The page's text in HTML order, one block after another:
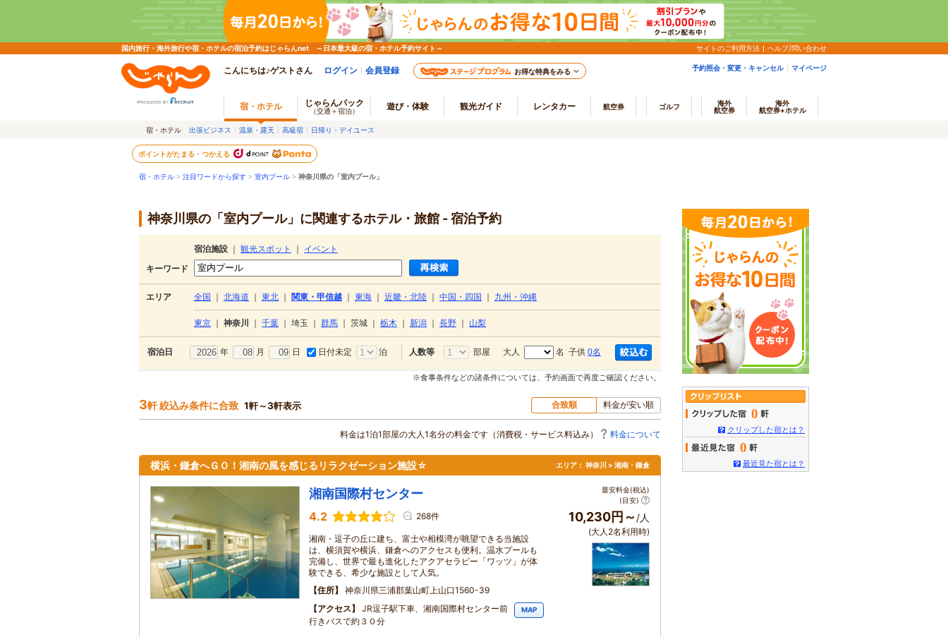
国内旅行・海外旅行や宿・ホテルの宿泊予約はじゃらんnet ～日本最大級の宿・ホテル予約サイト～ サイトのご利用方法 ヘルプ/問い合わせ
こんにちは♪ゲストさん ログイン 会員登録 お得な特典をみる 予約照会・変更・キャンセル マイページ
宿・ホテル じゃらんパック
（交通＋宿泊） 遊び・体験 観光ガイド レンタカー 航空券 ゴルフ
海外
航空券
海外
航空券+ホテル
宿・ホテル 出張ビジネス 温泉・露天 高級宿 日帰り・デイユース
ポイントがたまる・つかえる
宿・ホテル > 注目ワードから探す > 室内プール > 神奈川県の「室内プール」
神奈川県の「室内プール」に関連するホテル・旅館 - 宿泊予約
宿泊施設 観光スポット
イベント
キーワード
エリア 全国 北海道 東北 関東・甲信越 東海 近畿・北陸 中国・四国 九州・沖縄
東京 神奈川 千葉 埼玉 群馬 茨城 栃木 新潟 長野 山梨
宿泊日 年 月 日 日付未定 泊 人数等 部屋 大人 名 子供 0名
※食事条件などの諸条件については、予約画面で再度ご確認ください。
3軒 絞込み条件に合致 1軒～3軒表示 合致順 料金が安い順
料金は1泊1部屋の大人1名分の料金です（消費税・サービス料込み） 料金について
横浜・鎌倉へＧＯ！湘南の風を感じるリラクゼーション施設☆ エリア： 神奈川 > 湘南・鎌倉
湘南国際村センター
4.2 268件
湘南・逗子の丘に建ち、富士や相模湾が眺望できる当施設
は、横須賀や横浜、鎌倉へのアクセスも便利。温水プールも
完備し、世界で最も進化したアクアセラピー「ワッツ」が体
験できる、希少な施設として人気。
住所
神奈川県三浦郡葉山町上山口1560-39
アクセス
JR逗子駅下車、湘南国際村センター前
行きバスで約３０分
MAP
最安料金(税込)
(目安)
10,230円～ /人
(大人2名利用時)
0
クリップした宿とは？
0
最近見た宿とは？